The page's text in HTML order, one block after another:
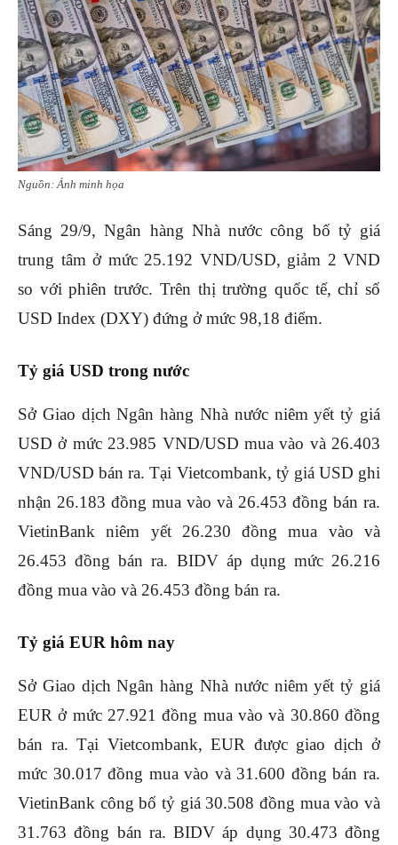
Nguồn: Ảnh minh họa
Sáng 29/9, Ngân hàng Nhà nước công bố tỷ giá
trung tâm ở mức 25.192 VND/USD, giảm 2 VND
so với phiên trước. Trên thị trường quốc tế, chỉ số
USD Index (DXY) đứng ở mức 98,18 điểm.
Tỷ giá USD trong nước
Sở Giao dịch Ngân hàng Nhà nước niêm yết tỷ giá
USD ở mức 23.985 VND/USD mua vào và 26.403
VND/USD bán ra. Tại Vietcombank, tỷ giá USD ghi
nhận 26.183 đồng mua vào và 26.453 đồng bán ra.
VietinBank niêm yết 26.230 đồng mua vào và
26.453 đồng bán ra. BIDV áp dụng mức 26.216
đồng mua vào và 26.453 đồng bán ra.
Tỷ giá EUR hôm nay
Sở Giao dịch Ngân hàng Nhà nước niêm yết tỷ giá
EUR ở mức 27.921 đồng mua vào và 30.860 đồng
bán ra. Tại Vietcombank, EUR được giao dịch ở
mức 30.017 đồng mua vào và 31.600 đồng bán ra.
VietinBank công bố tỷ giá 30.508 đồng mua vào và
31.763 đồng bán ra. BIDV áp dụng 30.473 đồng